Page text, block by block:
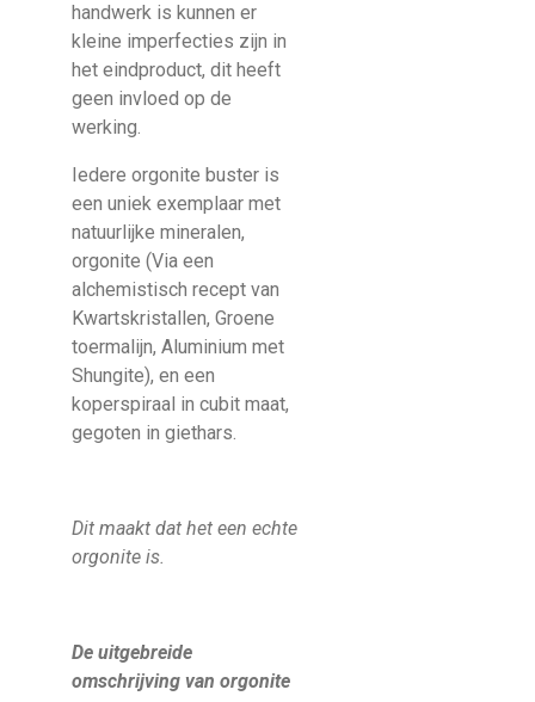
handwerk is kunnen er
kleine imperfecties zijn in
het eindproduct, dit heeft
geen invloed op de
werking.
Iedere orgonite buster is
een uniek exemplaar met
natuurlijke mineralen,
orgonite (Via een
alchemistisch recept van
Kwartskristallen, Groene
toermalijn, Aluminium met
Shungite), en een
koperspiraal in cubit maat,
gegoten in giethars.
Dit maakt dat het een echte
orgonite is.
De uitgebreide
omschrijving van orgonite